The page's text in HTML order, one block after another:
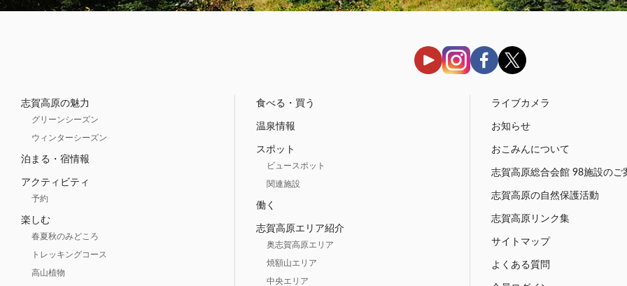
志賀高原の魅力
グリーンシーズン
ウィンターシーズン
泊まる・宿情報
アクティビティ
予約
楽しむ
春夏秋のみどころ
トレッキングコース
高山植物
食べる・買う
温泉情報
スポット
ビュースポット
関連施設
働く
志賀高原エリア紹介
奥志賀高原エリア
焼額山エリア
中央エリア
ライブカメラ
お知らせ
おこみんについて
志賀高原総合会館 98施設のご
志賀高原の自然保護活動
志賀高原リンク集
サイトマップ
よくある質問